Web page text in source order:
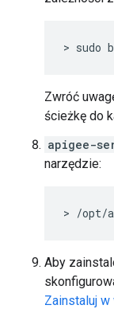
> sudo
Zwróć
ścieżkę do
apigee-
narzędzie:
> /opt/
Aby
Zainstaluj